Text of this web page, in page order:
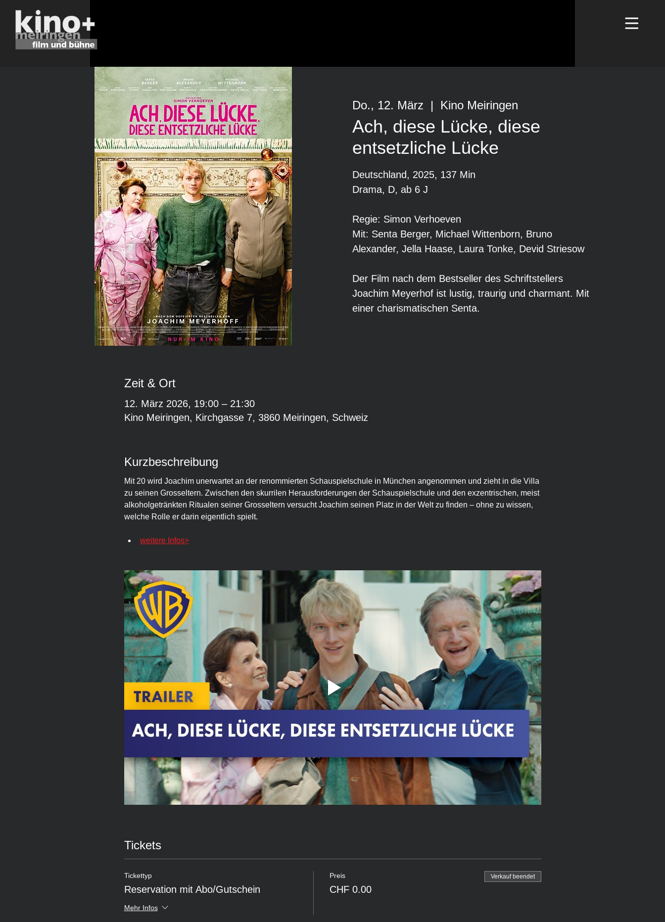
Do., 12. März
  |
Kino Meiringen
Ach, diese Lücke, diese
entsetzliche Lücke
Deutschland, 2025, 137 Min
Drama, D, ab 6 J
Regie: Simon Verhoeven
Mit: Senta Berger, Michael Wittenborn, Bruno
Alexander, Jella Haase, Laura Tonke, Devid Striesow
Der Film nach dem Bestseller des Schriftstellers
Joachim Meyerhof ist lustig, traurig und charmant. Mit
einer charismatischen Senta.
Zeit & Ort
12. März 2026, 19:00 – 21:30
Kino Meiringen, Kirchgasse 7, 3860 Meiringen, Schweiz
Kurzbeschreibung
Mit 20 wird Joachim unerwartet an der renommierten Schauspielschule in München angenommen und zieht in die Villa
zu seinen Grosseltern. Zwischen den skurrilen Herausforderungen der Schauspielschule und den exzentrischen, meist
alkoholgetränkten Ritualen seiner Grosseltern versucht Joachim seinen Platz in der Welt zu finden – ohne zu wissen,
welche Rolle er darin eigentlich spielt.
weitere Infos>
Tickets
Tickettyp
Reservation mit Abo/Gutschein
Mehr Infos
Preis
CHF 0.00
Verkauf beendet